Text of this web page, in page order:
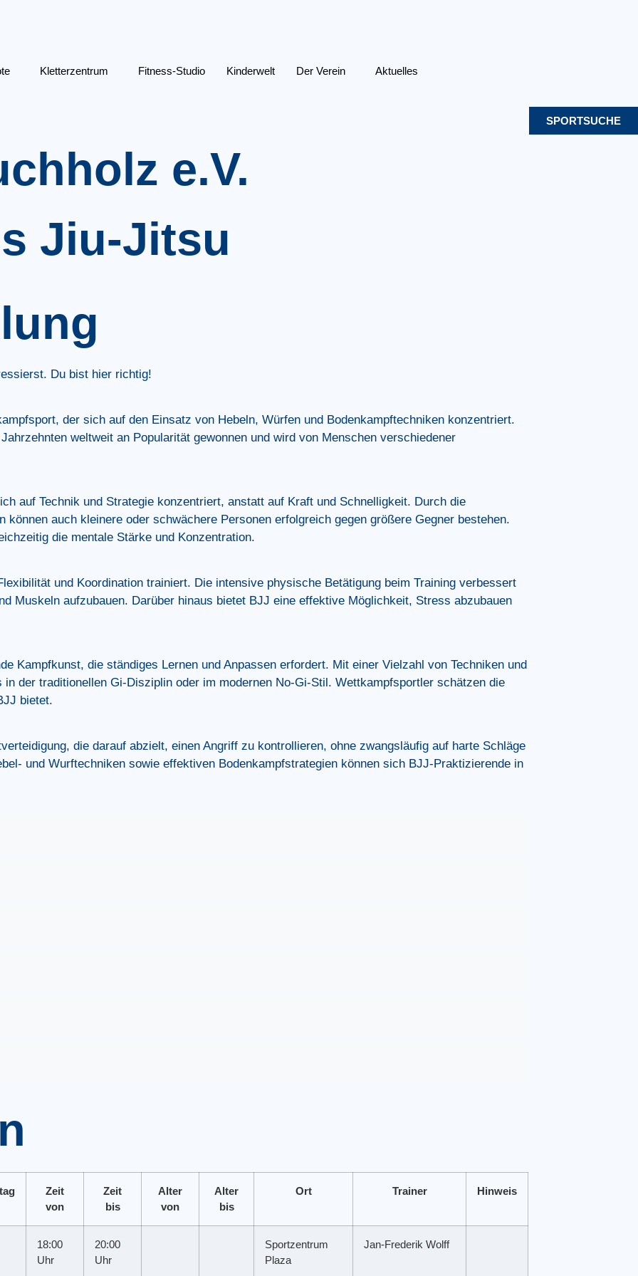
Kletterzentrum Fitness-Studio Kinderwelt Der Verein Aktuelles
SPORTSUCHE
e.V.
Jiu-Jitsu
Du bist hier richtig!
der sich auf den Einsatz von Hebeln, Würfen und Bodenkampftechniken konzentriert.
weltweit an Popularität gewonnen und wird von Menschen verschiedener
auf Technik und Strategie konzentriert, anstatt auf Kraft und Schnelligkeit. Durch die
können auch kleinere oder schwächere Personen erfolgreich gegen größere Gegner bestehen.
die mentale Stärke und Konzentration.
und Koordination trainiert. Die intensive physische Betätigung beim Training verbessert
Muskeln aufzubauen. Darüber hinaus bietet BJJ eine effektive Möglichkeit, Stress abzubauen
Kampfkunst, die ständiges Lernen und Anpassen erfordert. Mit einer Vielzahl von Techniken und
der traditionellen Gi-Disziplin oder im modernen No-Gi-Stil. Wettkampfsportler schätzen die
bietet.
die darauf abzielt, einen Angriff zu kontrollieren, ohne zwangsläufig auf harte Schläge
und Wurftechniken sowie effektiven Bodenkampfstrategien können sich BJJ-Praktizierende in
Zeit
von
Zeit
bis
Alter
von
Alter
bis
Ort Trainer Hinweis
18:00
Uhr
20:00
Uhr
Sportzentrum
Plaza
Jan-Frederik Wolff